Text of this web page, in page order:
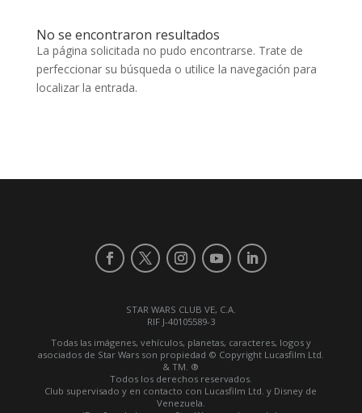
No se encontraron resultados
La página solicitada no pudo encontrarse. Trate de
perfeccionar su búsqueda o utilice la navegación para
localizar la entrada.
STAR WARS CLUB VE, C.A.
RIF J-40105589-3
Todas las imágenes, vehículos, planetas, caracteres, logos y
asociados de Star Wars son propiedad © Copyright Lucasfilm Ltd.
& TM. ®
Todos los derechos reservados.
Club supervisado y en contacto con Lucasfilm Ltd. y Disney de
Venezuela.